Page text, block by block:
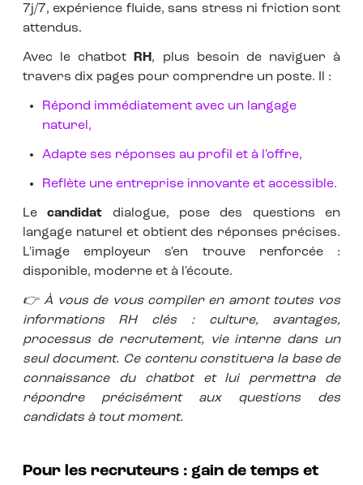
7j/7, expérience fluide, sans stress ni friction sont
attendus.
Avec le chatbot RH , plus besoin de naviguer à
travers dix pages pour comprendre un poste. Il :
Répond immédiatement avec un langage
naturel,
Adapte ses réponses au profil et à l'offre,
Reflète une entreprise innovante et accessible.
Lecandidat dialogue, pose des questions en
langage naturel et obtient des réponses précises.
L'image employeur s'en trouve renforcée :
disponible, moderne et à l'écoute.
👉À vous de vous compiler en amont toutes vos
informations RH clés : culture, avantages,
processus de recrutement, vie interne dans un
seul document. Ce contenu constituera la base de
connaissance du chatbot et lui permettra de
répondre précisément aux questions des
candidats à tout moment.
Pour les recruteurs : gain de temps et